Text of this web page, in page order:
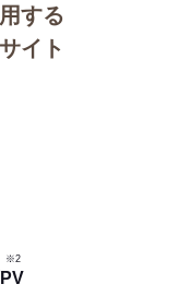
する
イト
※2